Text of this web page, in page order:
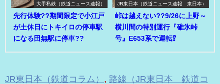
大手私鉄（鉄道ニュース速報）
先行体験??期間限定で小江戸
が土休日にトキイロの停車駅
になる田無駅に停車??
JR東日本（鉄道ニュース速報 東日本）
峠は越えない??9/26に上野～
横川間の特別運行『碓氷峠
号』E653系で運転⁉
JR東日本（鉄道コラム） , 路線（JR東日本 鉄道コ